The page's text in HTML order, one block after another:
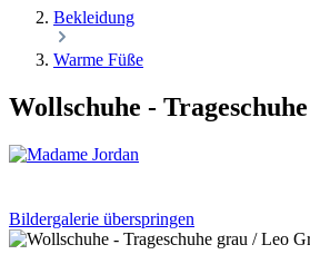
Bekleidung
Warme Füße
Wollschuhe -
Bildergalerie überspringen